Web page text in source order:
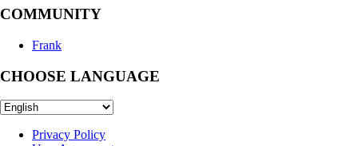
COMMUNITY
Frank
CHOOSE LANGUAGE
Privacy Policy